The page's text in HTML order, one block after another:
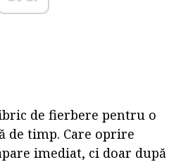
de fierbere pentru o
de timp. Care oprire
imediat, ci doar după